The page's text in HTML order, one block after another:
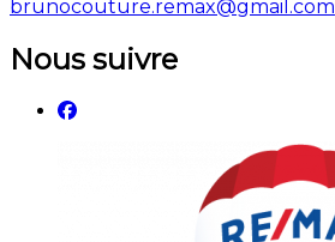
brunocouture.remax@gmail.com
Nous suivre